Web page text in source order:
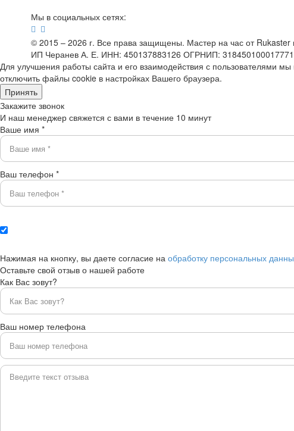
Мы в социальных сетях:
© 2015 – 2026 г. Все права защищены. Мастер на час от Rukaster
ИП Черанев А. Е. ИНН: 450137883126 ОГРНИП:
Для улучшения работы сайта и его взаимодействия с пользователями
отключить файлы cookie в настройках Вашего браузера.
Принять
Закажите звонок
И наш менеджер свяжется с вами в течение 10 минут
Ваше имя *
Ваш телефон *
Нажимая на кнопку, вы даете согласие на обработку персональных
Оставьте свой отзыв о нашей работе
Как Вас зовут?
Ваш номер телефона